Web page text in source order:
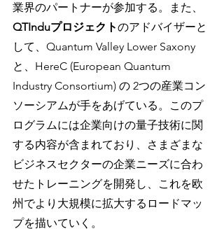
業界のパートナーが参加する。また、
QTInduプロジェクトのアドバイザーと
して、Quantum Valley Lower Saxony
と、HereC (European Quantum
Industry Consortium) の 2つの産業コン
ソーシアムが手をあげている。このプ
ログラムには企業向けの量子技術に関
する内容が含まれており、さまざまな
ビジネスセクターの企業ニーズに合わ
せたトレーニングを開発し、これを欧
州でより大規模に拡大するロードマッ
プを描いていく。